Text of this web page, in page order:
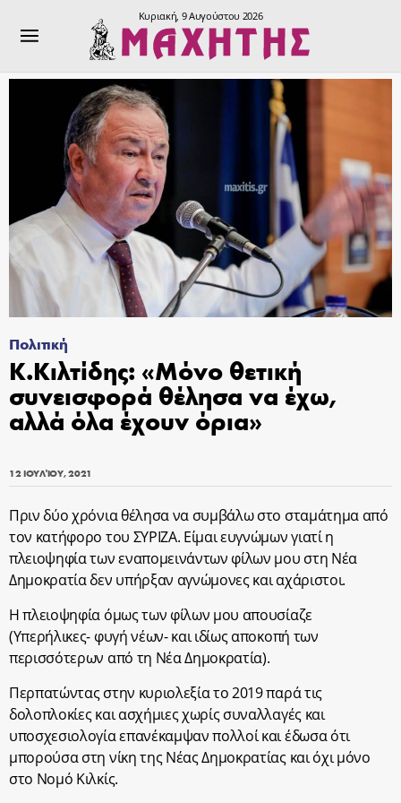
Κυριακή, 9 Αυγούστου 2026
Πολιτική
Κ.Κιλτίδης: «Μόνο θετική
συνεισφορά θέλησα να έχω,
αλλά όλα έχουν όρια»
12 ΙΟΥΛΊΟΥ, 2021
Πριν δύο χρόνια θέλησα να συμβάλω στο σταμάτημα από
τον κατήφορο του ΣΥΡΙΖΑ. Είμαι ευγνώμων γιατί η
πλειοψηφία των εναπομεινάντων φίλων μου στη Νέα
Δημοκρατία δεν υπήρξαν αγνώμονες και αχάριστοι.
Η πλειοψηφία όμως των φίλων μου απουσίαζε
(Υπερήλικες- φυγή νέων- και ιδίως αποκοπή των
περισσότερων από τη Νέα Δημοκρατία).
Περπατώντας στην κυριολεξία το 2019 παρά τις
δολοπλοκίες και ασχήμιες χωρίς συναλλαγές και
υποσχεσιολογία επανέκαμψαν πολλοί και έδωσα ότι
μπορούσα στη νίκη της Νέας Δημοκρατίας και όχι μόνο
στο Νομό Κιλκίς.